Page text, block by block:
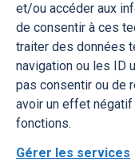
et/ou accéder aux
de consentir à ces
traiter des données
navigation ou les ID
pas consentir ou de
avoir un effet
fonctions.
Gérer les services
2022-2023
2023-2024
2024-2025
2025-2026